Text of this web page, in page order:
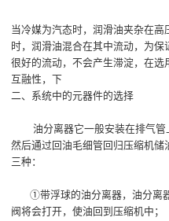
当冷媒为汽态时，润滑油夹杂在
时，润滑油混合在其中流动，为
很好的流动，不会产生滞淀，在
互融性，下
二、系统中的元器件的选择
油分离器它一般安装在排气管
然后通过回油毛细管回归压缩机
三种：
①带浮球的油分离器，油分离器
阀将会打开，使油回到压缩机中；